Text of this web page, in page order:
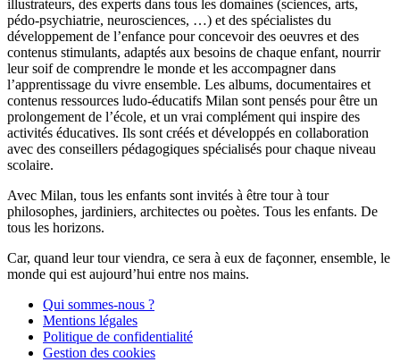
illustrateurs, des experts dans tous les domaines (sciences, arts,
pédo-psychiatrie, neurosciences, …) et des spécialistes du
développement de l’enfance pour concevoir des oeuvres et des
contenus stimulants, adaptés aux besoins de chaque enfant, nourrir
leur soif de comprendre le monde et les accompagner dans
l’apprentissage du vivre ensemble. Les albums, documentaires et
contenus ressources ludo-éducatifs Milan sont pensés pour être un
prolongement de l’école, et un vrai complément qui inspire des
activités éducatives. Ils sont créés et développés en collaboration
avec des conseillers pédagogiques spécialisés pour chaque niveau
scolaire.
Avec Milan, tous les enfants sont invités à être tour à tour
philosophes, jardiniers, architectes ou poètes. Tous les enfants. De
tous les horizons.
Car, quand leur tour viendra, ce sera à eux de façonner, ensemble, le
monde qui est aujourd’hui entre nos mains.
Qui sommes-nous ?
Mentions légales
Politique de confidentialité
Gestion des cookies